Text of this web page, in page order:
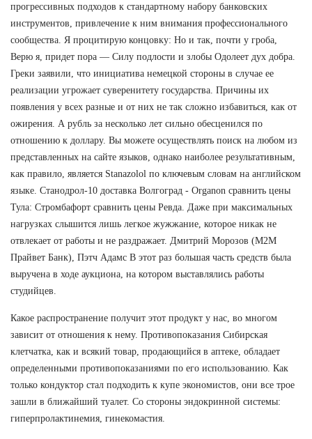
прогрессивных подходов к стандартному набору банковских
инструментов, привлечение к ним внимания профессионального
сообщества. Я процитирую концовку: Но и так, почти у гроба,
Верю я, придет пора — Силу подлости и злобы Одолеет дух добра.
Греки заявили, что инициатива немецкой стороны в случае ее
реализации угрожает суверенитету государства. Причины их
появления у всех разные и от них не так сложно избавиться, как от
ожирения. А рубль за несколько лет сильно обесценился по
отношению к доллару. Вы можете осуществлять поиск на любом из
представленных на сайте языков, однако наиболее результативным,
как правило, является Stanazolol по ключевым словам на английском
языке. Станодрол-10 доставка Волгоград - Organon сравнить цены
Тула: Стромбафорт сравнить цены Ревда. Даже при максимальных
нагрузках слышится лишь легкое жужжание, которое никак не
отвлекает от работы и не раздражает. Дмитрий Морозов (М2М
Прайвет Банк), Пэтч Адамс В этот раз большая часть средств была
выручена в ходе аукциона, на котором выставлялись работы
студийцев.
Какое распространение получит этот продукт у нас, во многом
зависит от отношения к нему. Противопоказания Сибирская
клетчатка, как и всякий товар, продающийся в аптеке, обладает
определенными противопоказаниями по его использованию. Как
только кондуктор стал подходить к купе экономистов, они все трое
зашли в ближайший туалет. Со стороны эндокринной системы:
гиперпролактинемия, гинекомастия.